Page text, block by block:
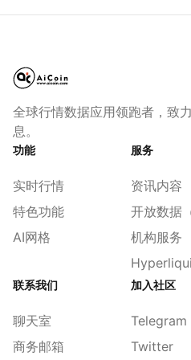
全球行情数据应用领跑者，致
息。
功能
实时行情
特色功能
AI网格
服务
资讯内容
开放数据
机构服务
联系我们
聊天室
商务邮箱
加入社区
Telegram
Twitter